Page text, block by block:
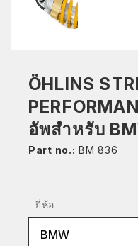
ÖHLINS
อัพสำหรับ
Part no.: BM 836
ยี่ห้อ
BMW